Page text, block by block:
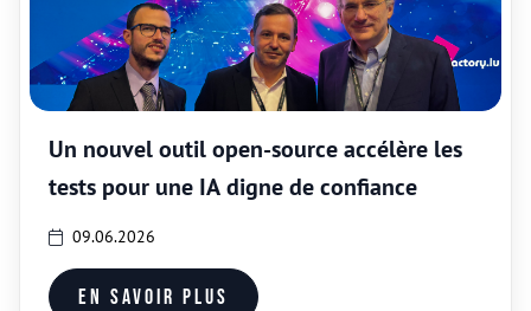
Un nouvel outil open-source accélère les
tests pour une IA digne de confiance
09.06.2026
En savoir plus